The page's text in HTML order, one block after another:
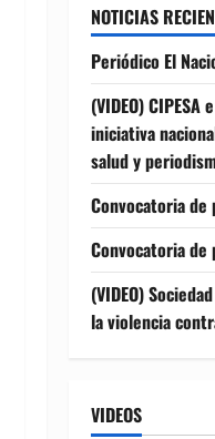
NOTICIAS
Periódico El
(VIDEO) CIPESA
iniciativa
salud y
Convocatoria de
Convocatoria de
(VIDEO)
la violencia
VIDEOS